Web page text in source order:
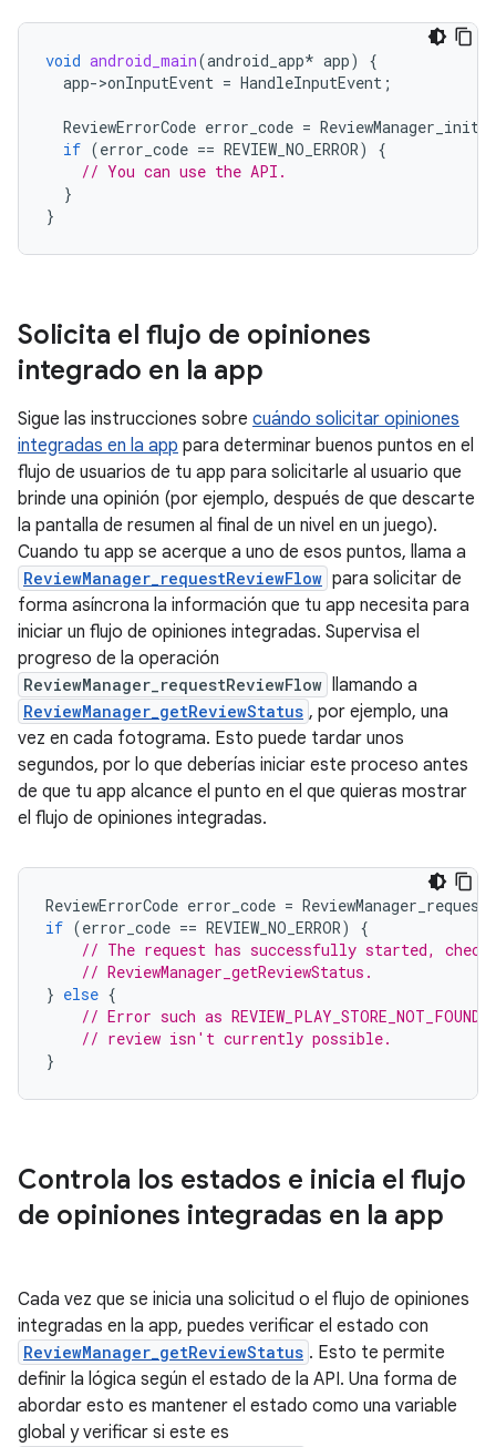
void android_main(android_app* app)
{
app->onInputEvent = HandleInputEvent ;
ReviewErrorCode error_code = ReviewManager_init
if (error_code == REVIEW_NO_ERROR)
{
// You can use the API.
}
}
Solicita el flujo de opiniones
integrado en la app
Sigue las instrucciones sobre cuándo solicitar opiniones
integradas en la app para determinar buenos puntos en el
flujo de usuarios de tu app para solicitarle al usuario que
brinde una opinión (por ejemplo, después de que descarte
la pantalla de resumen al final de un nivel en un juego).
Cuando tu app se acerque a uno de esos puntos, llama a
ReviewManager_requestReviewFlow para solicitar de
forma asíncrona la información que tu app necesita para
iniciar un flujo de opiniones integradas. Supervisa el
progreso de la operación
ReviewManager_requestReviewFlow llamando a
ReviewManager_getReviewStatus , por ejemplo, una
vez en cada fotograma. Esto puede tardar unos
segundos, por lo que deberías iniciar este proceso antes
de que tu app alcance el punto en el que quieras mostrar
el flujo de opiniones integradas.
ReviewErrorCode error_code =
if (error_code == REVIEW_NO_ERROR)
{
// The request has successfully started,
// ReviewManager_getReviewStatus.
} else {
// Error such as
// review isn't currently possible.
}
Controla los estados e inicia el flujo
de opiniones integradas en la app
Cada vez que se inicia una solicitud o el flujo de opiniones
integradas en la app, puedes verificar el estado con
ReviewManager_getReviewStatus . Esto te permite
definir la lógica según el estado de la API. Una forma de
abordar esto es mantener el estado como una variable
global y verificar si este es